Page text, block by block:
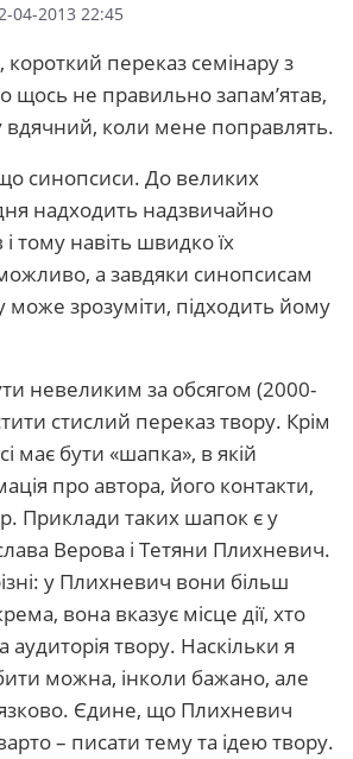
04-2013 22:45
короткий переказ семінару з
щось не правильно запам’ятав,
вдячний, коли мене поправлять.
синопсиси. До великих
надходить надзвичайно
і тому навіть швидко їх
а завдяки синопсисам
може зрозуміти, підходить йому
невеликим за обсягом (2000-
стислий переказ твору. Крім
має бути «шапка», в якій
про автора, його контакти,
Приклади таких шапок є у
Верова і Тетяни Плихневич.
у Плихневич вони більш
вона вказує місце дії, хто
аудиторія твору. Наскільки я
можна, інколи бажано, але
Єдине, що Плихневич
– писати тему та ідею твору.